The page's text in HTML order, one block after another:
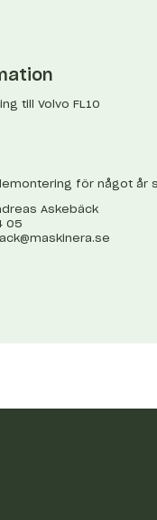
till Volvo FL10
för något år
Askebäck
05